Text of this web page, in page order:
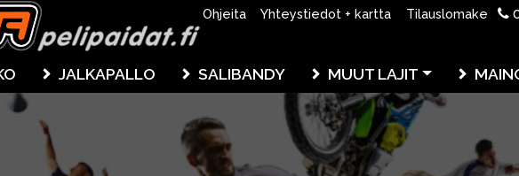
Ohjeita Yhteystiedot + kartta Tilauslomake
JALKAPALLO SALIBANDY MUUT LAJIT